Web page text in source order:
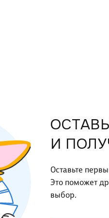
И
Оставьте
Это поможет
выбор.